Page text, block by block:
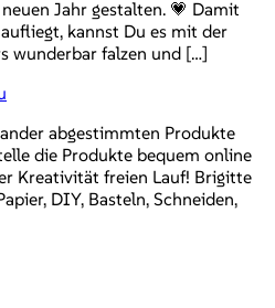
Jahr gestalten. 💗 Damit
kannst Du es mit der
wunderbar falzen und […]
abgestimmten Produkte
die Produkte bequem online
Kreativität freien Lauf! Brigitte
DIY, Basteln, Schneiden,